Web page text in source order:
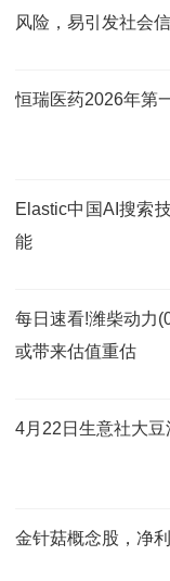
风险，易引发社会
恒瑞医药2026年第
​Elastic中国AI搜索
能
每日速看!潍柴动力
或带来估值重估
4月22日生意社大
金针菇概念股，净